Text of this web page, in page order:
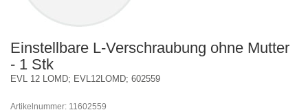
Einstellbare L-Verschraubung ohne Mutter
- 1 Stk
EVL 12 LOMD; EVL12LOMD; 602559
Artikelnummer: 11602559